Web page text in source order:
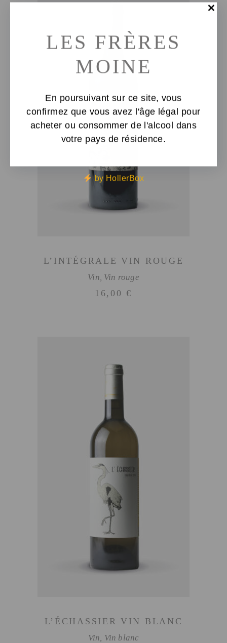
L’INTÉGRALE VIN ROUGE
Vin, Vin rouge
16,00€
AJOUTER AU PANIER
L’ÉCHASSIER VIN BLANC
Vin, Vin blanc
LES FRÈRES
MOINE
En poursuivant sur ce site, vous
confirmez que vous avez l'âge légal pour
acheter ou consommer de l'alcool dans
votre pays de résidence.
by HollerBox